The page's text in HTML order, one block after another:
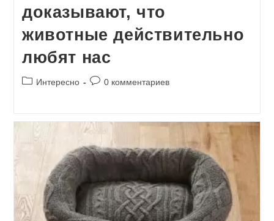
доказывают, что
животные действительно
любят нас
Рубрика
Интересно
Комментарии
0 комментариев